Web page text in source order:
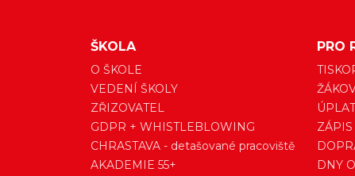
ŠKOLA
O ŠKOLE
VEDENÍ ŠKOLY
ZŘIZOVATEL
GDPR + WHISTLEBLOWING
CHRASTAVA - detašované pracoviště
AKADEMIE 55+
PRO
ZÁPIS
DNY